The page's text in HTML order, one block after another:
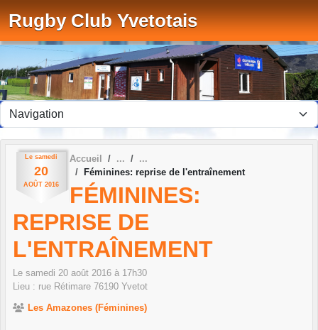
Rugby Club Yvetotais
Le samedi
20
AOÛT 2016
Accueil
Féminines: reprise de l'entraînement
FÉMININES:
REPRISE DE
L'ENTRAÎNEMENT
Le samedi 20 août 2016 à 17h30
Lieu : rue Rétimare 76190 Yvetot
Les Amazones (Féminines)